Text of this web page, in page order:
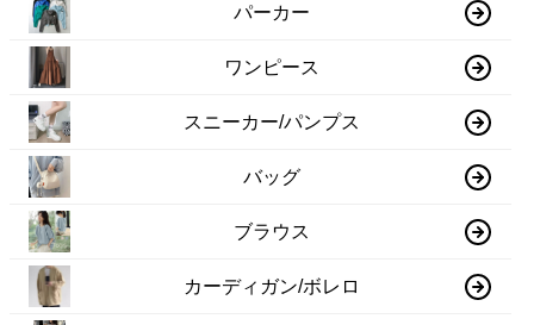
パーカー
ワンピース
スニーカー/パンプス
バッグ
ブラウス
カーディガン/ボレロ